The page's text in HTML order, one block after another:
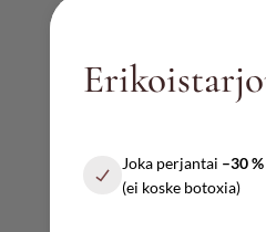
Joka perjantai –30 %
(ei koske botoxia)
AUKIOLOAJAT
10:00 – 17:00